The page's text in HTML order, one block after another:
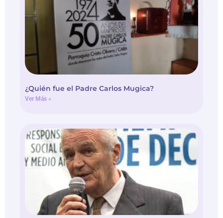
¿Quién fue el Padre Carlos Mugica?
Ver Más »